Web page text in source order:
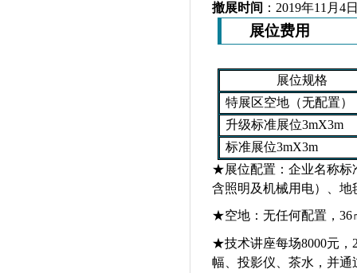
撤展时间 ：2019年11 月 4
展位费用
展位规格
特展区空地（无配置）
升级标准展位3mX3m
标准展位3mX3m
★展位配置：企业名称标
含照明及机械用电）、地
★空地：无任何配置，36
★技术讲座每场8000元，
幅、投影仪、茶水，并